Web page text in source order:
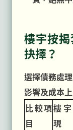
樓宇按
抉擇？
選擇債務處
影響及成本
比較項
目
樓
現